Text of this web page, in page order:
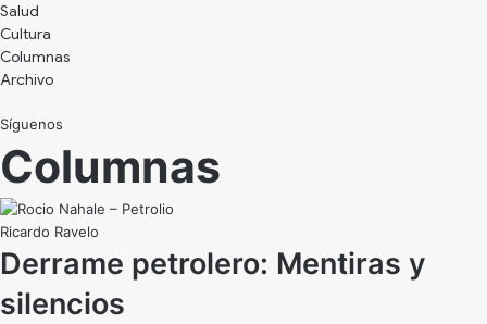
Salud
Cultura
Archivo
Síguenos
Ricardo Ravelo
Derrame petrolero: Mentiras y
silencios